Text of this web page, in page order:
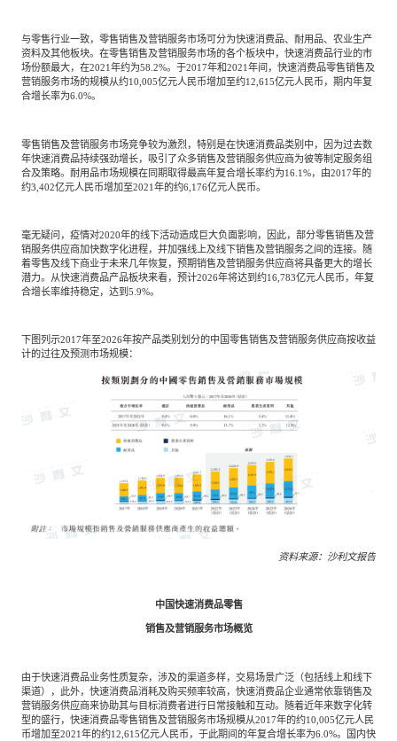
与零售行业一致，零售销售及营销服务市场可分为快速消费品、耐用品、农业生产
资料及其他板块。在零售销售及营销服务市场的各个板块中，快速消费品行业的市
场份额最大，在2021年约为58.2%。于2017年和2021年间，快速消费品零售销售及
营销服务市场的规模从约10,005亿元人民币增加至约12,615亿元人民币，期内年复
合增长率为6.0%。
零售销售及营销服务市场竞争较为激烈，特别是在快速消费品类别中，因为过去数
年快速消费品持续强劲增长，吸引了众多销售及营销服务供应商为彼等制定服务组
合及策略。耐用品市场规模在同期取得最高年复合增长率约为16.1%，由2017年的
约3,402亿元人民币增加至2021年的约6,176亿元人民币。
毫无疑问，疫情对2020年的线下活动造成巨大负面影响，因此，部分零售销售及营
销服务供应商加快数字化进程，并加强线上及线下销售及营销服务之间的连接。随
着零售及线下商业于未来几年恢复，预期销售及营销服务供应商将具备更大的增长
潜力。从快速消费品产品板块来看，预计2026年将达到约16,783亿元人民币，年复
合增长率维持稳定，达到5.9%。
下图列示2017年至2026年按产品类别划分的中国零售销售及营销服务供应商按收益
计的过往及预测市场规模：
资料来源：沙利文报告
中国快速消费品零售
销售及营销服务市场概览
由于快速消费品业务性质复杂，涉及的渠道多样，交易场景广泛（包括线上和线下
渠道），此外，快速消费品消耗及购买频率较高，快速消费品企业通常依靠销售及
营销服务供应商来协助其与目标消费者进行日常接触和互动。随着近年来数字化转
型的盛行，快速消费品零售销售及营销服务市场规模从2017年的约10,005亿元人民
币增加至2021年的约12,615亿元人民币，于此期间的年复合增长率为6.0%。国内快